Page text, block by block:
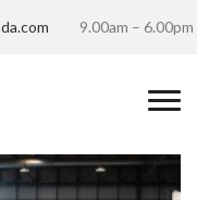
9.00am – 6.00pm